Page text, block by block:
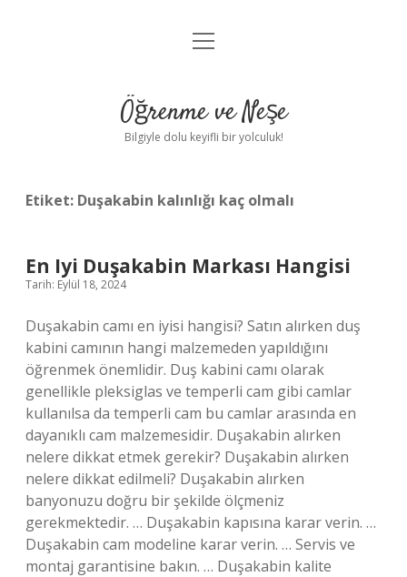
Anasayfa
Yasal Uyarı
menüyü
Öğrenme ve Neşe
Bilgiyle dolu keyifli bir yolculuk!
Etiket: Duşakabin kalınlığı kaç olmalı
En Iyi Duşakabin Markası Hangisi
Tarih: Eylül 18, 2024
Duşakabin camı en iyisi hangisi? Satın alırken duş
kabini camının hangi malzemeden yapıldığını
öğrenmek önemlidir. Duş kabini camı olarak
genellikle pleksiglas ve temperli cam gibi camlar
kullanılsa da temperli cam bu camlar arasında en
dayanıklı cam malzemesidir. Duşakabin alırken
nelere dikkat etmek gerekir? Duşakabin alırken
nelere dikkat edilmeli? Duşakabin alırken
banyonuzu doğru bir şekilde ölçmeniz
gerekmektedir. … Duşakabin kapısına karar verin. …
Duşakabin cam modeline karar verin. … Servis ve
montaj garantisine bakın. … Duşakabin kalite